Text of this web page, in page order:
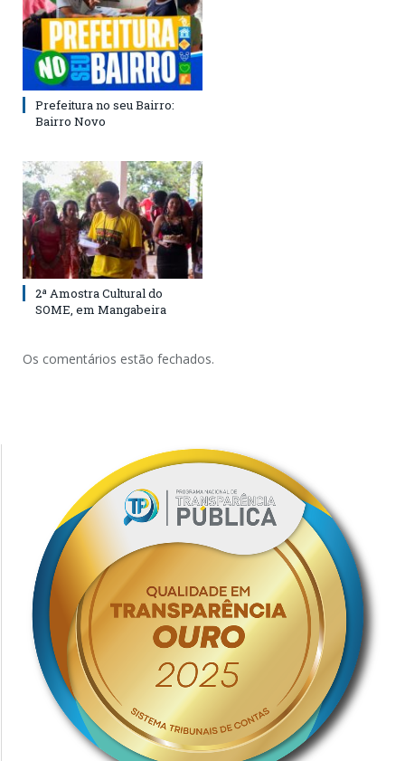
Prefeitura no seu Bairro:
Bairro Novo
2ª Amostra Cultural do
SOME, em Mangabeira
Os comentários estão fechados.